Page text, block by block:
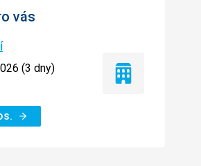
vás
(3 dny)
Pouze